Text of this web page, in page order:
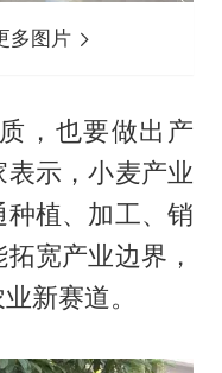
多图片
，也要做出产
示，小麦产业
植、加工、销
宽产业边界，
新赛道。